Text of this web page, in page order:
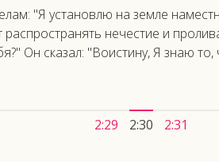
"Я установлю на земле
нечестие и
Он сказал: "Воистину, Я знаю то,
2:29 2:30 2:31